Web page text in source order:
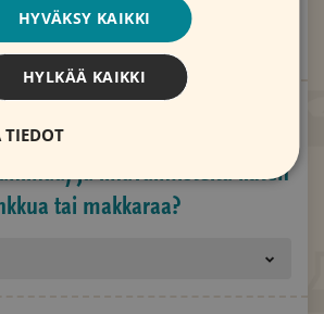
punaista lihaa (esimerkiksi
ja lihavalmisteita kuten
tai makkaraa?
HYVÄKSY KAIKKI
HYLKÄÄ KAIKKI
TIEDOT